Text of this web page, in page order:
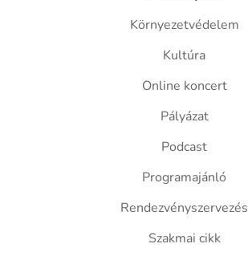
Környezetvédelem
Kultúra
Online koncert
Pályázat
Podcast
Programajánló
Rendezvényszervezés
Szakmai cikk